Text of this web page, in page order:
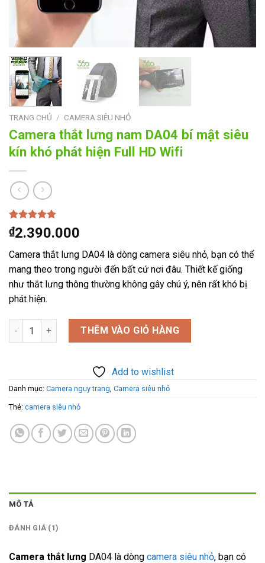
TRANG CHỦ / CAMERA SIÊU NHỎ
Camera thắt lưng nam DA04 bí mật siêu
kín khó phát hiện Full HD Wifi
5.00 trên 5
dựa trên
1
₫2.390.000
Camera thắt lưng DA04 là dòng camera siêu nhỏ, bạn có thể
mang theo trong người đến bất cứ nơi đâu. Thiết kế giống
như thắt lưng thông thường không gây chú ý, nên rất khó bị
phát hiện.
Camera thắt lưng nam DA04 bí mật siêu kín khó phát hiện Full
THÊM VÀO GIỎ HÀNG
Add to wishlist
Danh mục: Camera ngụy trang, Camera siêu nhỏ
Thẻ: camera siêu nhỏ
MÔ TẢ
ĐÁNH GIÁ (1)
Camera thắt lưng DA04 là dòng camera siêu nhỏ, bạn có